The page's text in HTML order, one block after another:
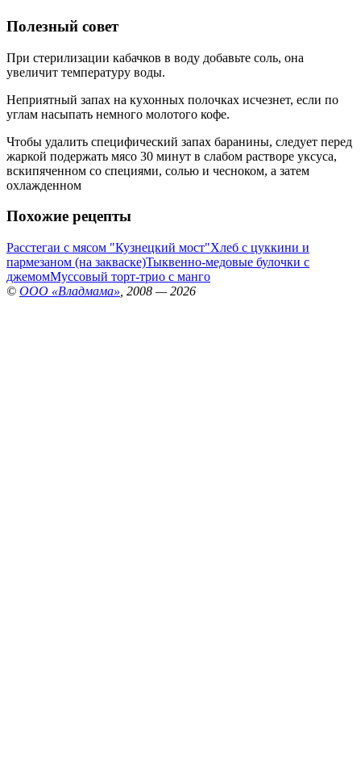
Полезный совет
При стерилизации кабачков в воду добавьте соль, она
увеличит температуру воды.
Неприятный запах на кухонных полочках исчезнет, если по
углам насыпать немного молотого кофе.
Чтобы удалить специфический запах баранины, следует перед
жаркой подержать мясо 30 минут в слабом растворе уксуса,
вскипяченном со специями, солью и чесноком, а затем
охлажденном
Похожие рецепты
Расстегаи с мясом "Кузнецкий мост"Хлеб с цуккини и
пармезаном (на закваске)Тыквенно-медовые булочки с
джемомМуссовый торт-трио с манго
© ООО «Владмама» , 2008 — 2026